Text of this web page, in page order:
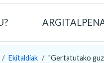
Ekitaldiak "Gertatutako